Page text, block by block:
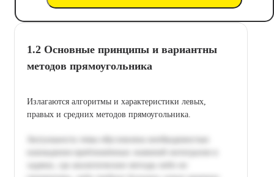
1.2 Основные принципы и вариантны
методов прямоугольника
Излагаются алгоритмы и характеристики левых,
правых и средних методов прямоугольника.